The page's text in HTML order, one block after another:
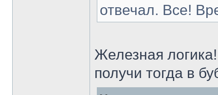
отвечал. Все!
Железная
получи тогда в